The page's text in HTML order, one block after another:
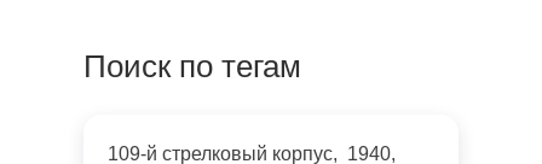
Поиск по тегам
109-й стрелковый корпус
1940